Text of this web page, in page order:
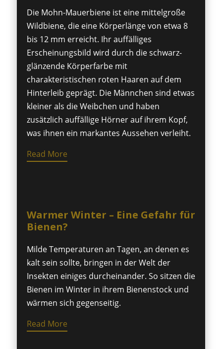
Die Mohn-Mauerbiene ist eine mittelgroße
Wildbiene, die eine Körperlänge von etwa 8
bis 12 mm erreicht. Ihr auffälliges
Erscheinungsbild wird durch die schwarz-
glänzende Körperfarbe mit
charakteristischen roten Haaren auf dem
Hinterleib geprägt. Die Männchen sind etwas
kleiner als die Weibchen und haben
zusätzlich auffällige Hörner auf ihrem Kopf,
was ihnen ein markantes Aussehen verleiht.
Read More
Warmer Winter – Eine Gefahr für
Bienen?
Milde Temperaturen an Tagen, an denen es
kalt sein sollte, bringen in der Welt der
Insekten einiges durcheinander. So sitzen die
Bienen im Winter in ihrem Bienenstock und
wärmen sich gegenseitig.
Read More